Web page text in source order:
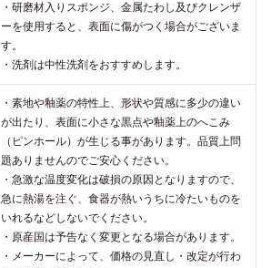
・研磨材入りスポンジ、金属たわし及びクレンザ
ーを使用すると、表面に傷がつく場合がございま
す。
・洗剤は中性洗剤をおすすめします。
・素地や釉薬の特性上、形状や質感に多少の違い
が出たり、表面に小さな黒点や釉薬上のへこみ
（ピンホール）が生じる事があります。品質上問
題ありませんのでご安心ください。
・急激な温度変化は破損の原因となりますので、
急に熱湯を注ぐ、食器が熱いうちに冷たいものを
いれるなどしないでください。
・原産国は予告なく変更となる場合があります。
・メーカーによって、価格の見直し・改定が行わ